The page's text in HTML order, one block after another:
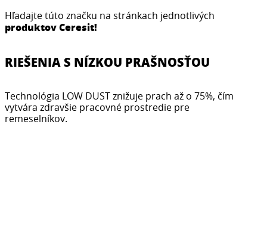
Hľadajte túto značku na stránkach jednotlivých
produktov Ceresit!
RIEŠENIA S NÍZKOU PRAŠNOSŤOU
Technológia LOW DUST znižuje prach až o 75%, čím
vytvára zdravšie pracovné prostredie pre
remeselníkov.